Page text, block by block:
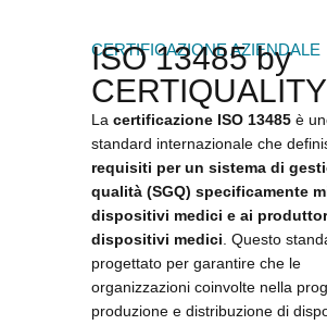
CERTIFICAZIONE AZIENDALE
ISO 13485 by
CERTIQUALITY
La certificazione ISO 13485 è
standard internazionale che
requisiti per un sistema di
qualità (SGQ) specificamente
dispositivi medici e ai
dispositivi medici. Questo
progettato per garantire che le
organizzazioni coinvolte nella
produzione e distribuzione di